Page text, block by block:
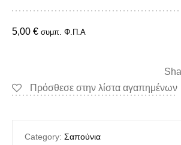
5,00 € συμπ. Φ.Π.Α
Πρόσθεσε στην λίστα αγαπημένων
Category: Σαπούνια